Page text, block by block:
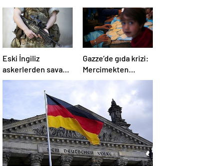
Eski İngiliz
askerlerden savaş
suçu itirafı:
“Silahsız insanları
uykuda öldürdüler”
Gazze’de gıda krizi:
Mercimekten
ekmek yapıyorlar